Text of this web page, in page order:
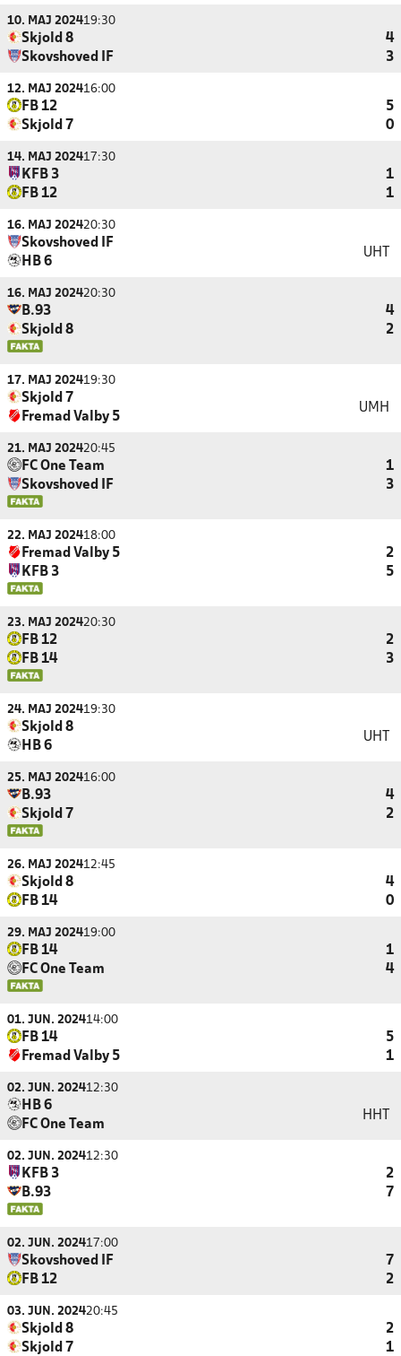
10. MAJ 202419:30
Skjold 8
4
Skovshoved IF
3
12. MAJ 202416:00
FB 12
5
Skjold 7
0
14. MAJ 202417:30
KFB 3
1
FB 12
1
16. MAJ 202420:30
Skovshoved IF
HB 6
UHT
16. MAJ 202420:30
B.93
4
Skjold 8
2
17. MAJ 202419:30
Skjold 7
Fremad Valby 5
UMH
21. MAJ 202420:45
FC One Team
1
Skovshoved IF
3
22. MAJ 202418:00
Fremad Valby 5
2
KFB 3
5
23. MAJ 202420:30
FB 12
2
FB 14
3
24. MAJ 202419:30
Skjold 8
HB 6
UHT
25. MAJ 202416:00
B.93
4
Skjold 7
2
26. MAJ 202412:45
Skjold 8
4
FB 14
0
29. MAJ 202419:00
FB 14
1
FC One Team
4
01. JUN. 202414:00
FB 14
5
Fremad Valby 5
1
02. JUN. 202412:30
HB 6
FC One Team
HHT
02. JUN. 202412:30
KFB 3
2
B.93
7
02. JUN. 202417:00
Skovshoved IF
7
FB 12
2
03. JUN. 202420:45
Skjold 8
2
Skjold 7
1